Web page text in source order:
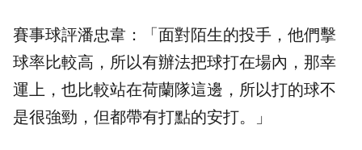
賽事球評潘忠韋：「面對陌生的投手，他們擊
球率比較高，所以有辦法把球打在場內，那幸
運上，也比較站在荷蘭隊這邊，所以打的球不
是很強勁，但都帶有打點的安打。」